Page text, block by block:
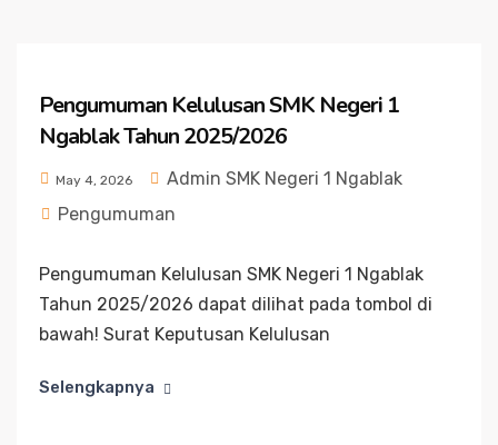
Pengumuman Kelulusan SMK Negeri 1
Ngablak Tahun 2025/2026
May 4, 2026
Admin SMK Negeri 1 Ngablak
Pengumuman
Pengumuman Kelulusan SMK Negeri 1 Ngablak
Tahun 2025/2026 dapat dilihat pada tombol di
bawah! Surat Keputusan Kelulusan
Selengkapnya